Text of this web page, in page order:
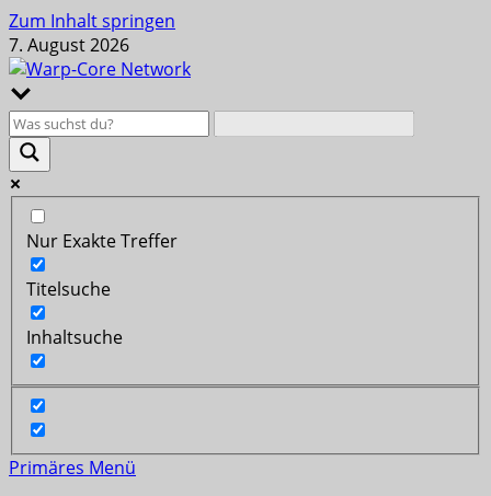
Zum Inhalt springen
7. August 2026
Nur Exakte Treffer
Titelsuche
Inhaltsuche
Primäres Menü